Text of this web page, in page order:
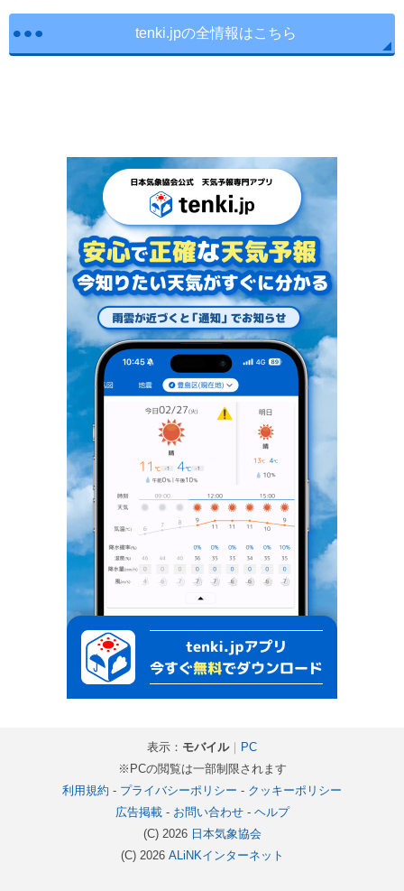
tenki.jpの全情報はこちら
表示： モバイル｜ PC
※PCの閲覧は一部制限されます
利用規約 - プライバシーポリシー - クッキーポリシー
広告掲載- お問い合わせ- ヘルプ
(C) 2026 日本気象協会
(C) 2026 ALiNKインターネット